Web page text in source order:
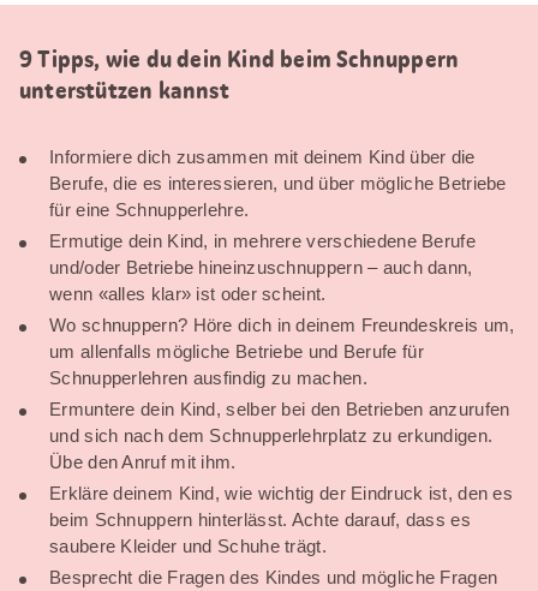
9 Tipps, wie du dein Kind beim Schnuppern
unterstützen kannst
Informiere dich zusammen mit deinem Kind über die
Berufe, die es interessieren, und über mögliche Betriebe
für eine Schnupperlehre.
Ermutige dein Kind, in mehrere verschiedene Berufe
und/oder Betriebe hineinzuschnuppern – auch dann,
wenn «alles klar» ist oder scheint.
Wo schnuppern? Höre dich in deinem Freundeskreis um,
um allenfalls mögliche Betriebe und Berufe für
Schnupperlehren ausfindig zu machen.
Ermuntere dein Kind, selber bei den Betrieben anzurufen
und sich nach dem Schnupperlehrplatz zu erkundigen.
Übe den Anruf mit ihm.
Erkläre deinem Kind, wie wichtig der Eindruck ist, den es
beim Schnuppern hinterlässt. Achte darauf, dass es
saubere Kleider und Schuhe trägt.
Besprecht die Fragen des Kindes und mögliche Fragen